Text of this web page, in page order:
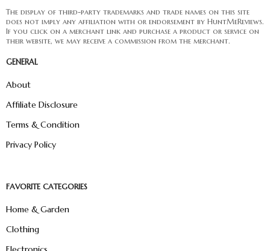
The display of third-party trademarks and trade names on this site
does not imply any affiliation with or endorsement by HuntMeReviews.
If you click on a merchant link and purchase a product or service on
their website, we may receive a commission from the merchant.
GENERAL
About
Affiliate Disclosure
Terms & Condition
Privacy Policy
FAVORITE CATEGORIES
Home & Garden
Clothing